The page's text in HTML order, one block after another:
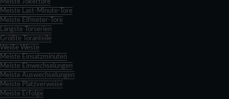
Meiste Jokertore
Meiste Last-Minute-Tore
Meiste Elfmeter-Tore
Längste Torserien
Größte Toranteile
Weiße Weste
Meiste Einsatzminuten
Meiste Einwechselungen
Meiste Auswechselungen
Meiste Platzverweise
Meiste Erfolge